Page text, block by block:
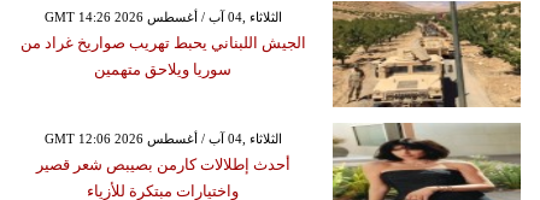
GMT 14:26 2026 الثلاثاء ,04 آب / أغسطس
الجيش اللبناني يحبط تهريب صواريخ غراد من
سوريا ويلاحق متهمين
GMT 12:06 2026 الثلاثاء ,04 آب / أغسطس
أحدث إطلالات كارمن بصيبص شعر قصير
واختيارات مبتكرة للأزياء